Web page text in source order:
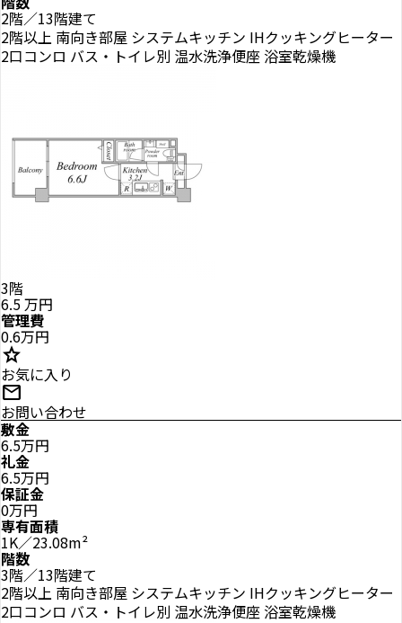
2階／13階建て
2階以上 南向き部屋 システムキッチン IHクッキングヒーター
2口コンロ バス・トイレ別 温水洗浄便座 浴室乾燥機
3階
6.5万円
管理費
0.6万円
star
お気に入り
mail
お問い合わせ
敷金
6.5万円
礼金
6.5万円
保証金
0万円
専有面積
1K／23.08m²
階数
3階／13階建て
2階以上 南向き部屋 システムキッチン IHクッキングヒーター
2口コンロ バス・トイレ別 温水洗浄便座 浴室乾燥機